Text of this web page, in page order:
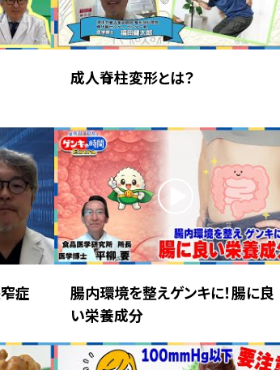
成人脊柱変形とは？
症
腸内環境を整えゲンキに！腸に良
い栄養成分